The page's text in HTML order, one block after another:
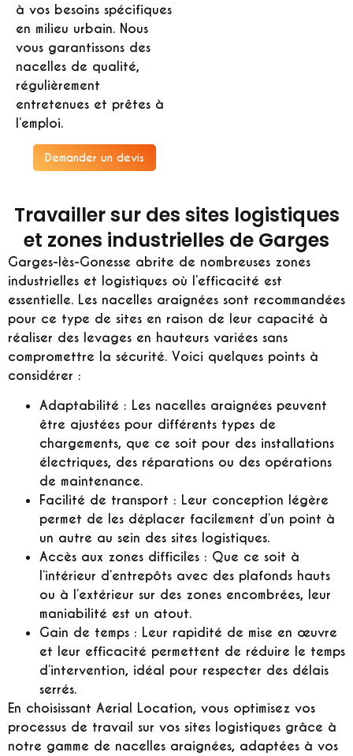
à vos besoins spécifiques
en milieu urbain. Nous
vous garantissons des
nacelles de qualité,
régulièrement
entretenues et prêtes à
l’emploi.
Demander un devis
Travailler sur des sites logistiques
et zones industrielles de Garges
Garges-lès-Gonesse abrite de nombreuses zones
industrielles et logistiques où l’efficacité est
essentielle. Les nacelles araignées sont recommandées
pour ce type de sites en raison de leur capacité à
réaliser des levages en hauteurs variées sans
compromettre la sécurité. Voici quelques points à
considérer :
Adaptabilité : Les nacelles araignées peuvent
être ajustées pour différents types de
chargements, que ce soit pour des installations
électriques, des réparations ou des opérations
de maintenance.
Facilité de transport : Leur conception légère
permet de les déplacer facilement d’un point à
un autre au sein des sites logistiques.
Accès aux zones difficiles : Que ce soit à
l’intérieur d’entrepôts avec des plafonds hauts
ou à l’extérieur sur des zones encombrées, leur
maniabilité est un atout.
Gain de temps : Leur rapidité de mise en œuvre
et leur efficacité permettent de réduire le temps
d’intervention, idéal pour respecter des délais
serrés.
En choisissant Aerial Location, vous optimisez vos
processus de travail sur vos sites logistiques grâce à
notre gamme de nacelles araignées, adaptées à vos